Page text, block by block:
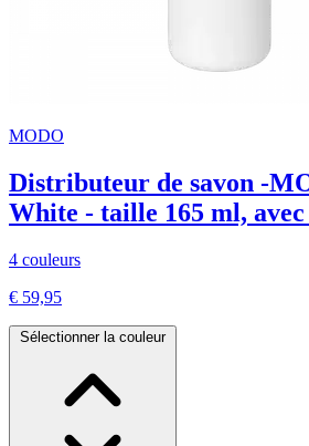
MODO
Distributeur de savon -
White - taille 165 ml,
4 couleurs
€ 59,95
Sélectionner la couleur